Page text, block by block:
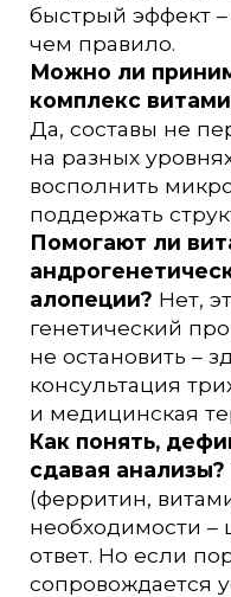
быстрый эффект
чем правило.
Можно ли
комплекс
Да, составы не
на разных
восполнить
поддержать
Помогают ли
алопеции? Нет,
генетический
не остановить –
консультация
и медицинская
Как понять,
сдавая анализы?
(ферритин,
необходимости –
ответ. Но если
сопровождается